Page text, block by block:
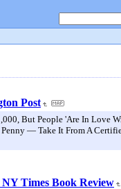
Post
But People 'Are In Love
— Take It From A
Times Book Review